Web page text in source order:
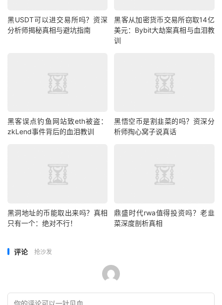
黑USDT可以进交易所吗？资深
分析师揭秘真相与避坑指南
黑客从加密货币交易所窃取14亿
美元：Bybit大劫案真相与血泪教
训
黑客误点钓鱼网站致eth被盗：
zkLend事件背后的血泪教训
黑悟空币是割韭菜的吗？资深分
析师掏心窝子说真话
黑洞地址的币能取出来吗？真相
只有一个：绝对不行！
鼎盛时代rwa值得投资吗？老韭
菜深度剖析真相
评论 抢沙发